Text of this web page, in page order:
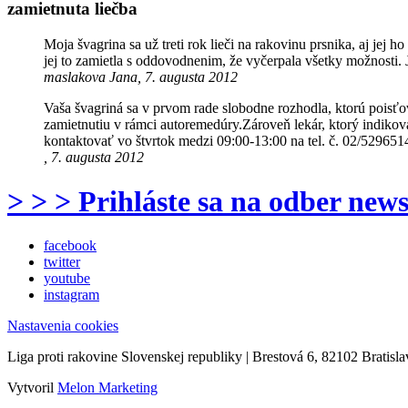
zamietnuta liečba
Moja švagrina sa už treti rok lieči na rakovinu prsnika, aj jej
jej to zamietla s oddovodnenim, že vyčerpala všetky
maslakova Jana, 7. augusta 2012
Vaša švagriná sa v prvom rade slobodne rozhodla, ktorú
zamietnutiu v rámci autoremedúry.Zároveň lekár, ktorý
kontaktovať vo štvrtok medzi 09:00-13:00 na tel. č. 02/
, 7. augusta 2012
> > > Prihláste sa na odber
facebook
twitter
youtube
instagram
Nastavenia cookies
Liga proti rakovine Slovenskej republiky | Brestová 6, 82102
Vytvoril Melon Marketing